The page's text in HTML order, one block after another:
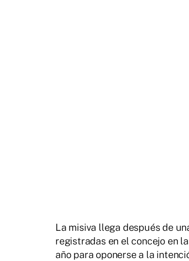
La misiva llega después de
registradas en el concejo en
año para oponerse a la